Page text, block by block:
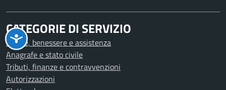
CATEGORIE DI SERVIZIO
Salute, benessere e assistenza
Anagrafe e stato civile
Tributi, finanze e contravvenzioni
Autorizzazioni